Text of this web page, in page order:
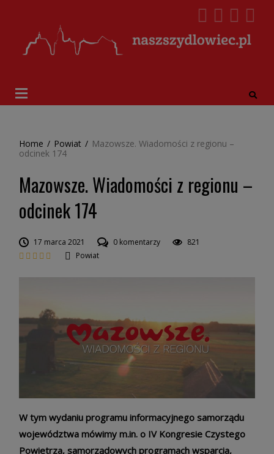
Home / Powiat / Mazowsze. Wiadomości z regionu –
odcinek 174
Mazowsze. Wiadomości z regionu –
odcinek 174
17 marca 2021 0 komentarzy
821
Powiat
W tym wydaniu programu informacyjnego samorządu
województwa mówimy m.in. o IV Kongresie Czystego
Powietrza, samorządowych programach wsparcia,